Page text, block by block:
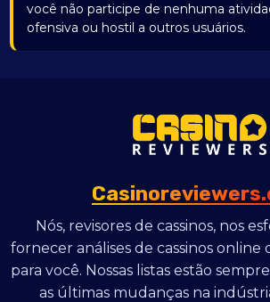
você não participe de nenhuma
ofensiva ou hostil a outros usuários.
Nós, revisores de cassinos, nos
fornecer análises de cassinos online
para você. Nossas listas estão
as últimas mudanças na